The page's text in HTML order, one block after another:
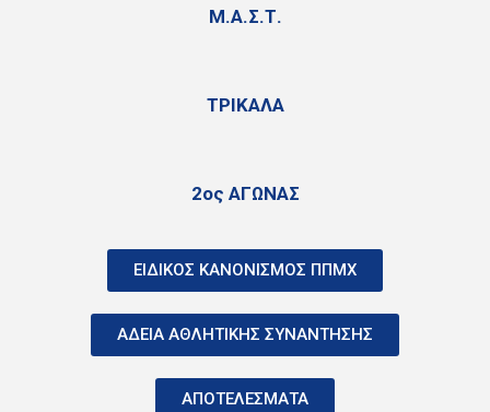
Μ.Α.Σ.Τ.
ΤΡΙΚΑΛΑ
2ος ΑΓΩΝΑΣ
ΕΙΔΙΚΟΣ ΚΑΝΟΝΙΣΜΟΣ ΠΠΜΧ
ΑΔΕΙΑ ΑΘΛΗΤΙΚΗΣ ΣΥΝΑΝΤΗΣΗΣ
ΑΠΟΤΕΛΕΣΜΑΤΑ